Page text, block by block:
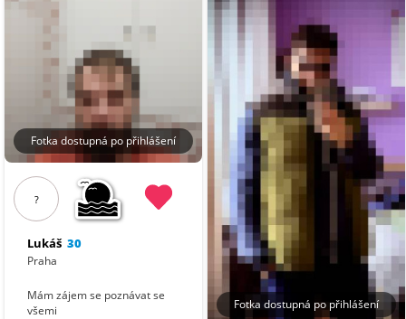
Fotka dostupná po přihlášení
?
Lukáš 30
Praha
Mám zájem se poznávat se
všemi
Fotka dostupná po přihlášení